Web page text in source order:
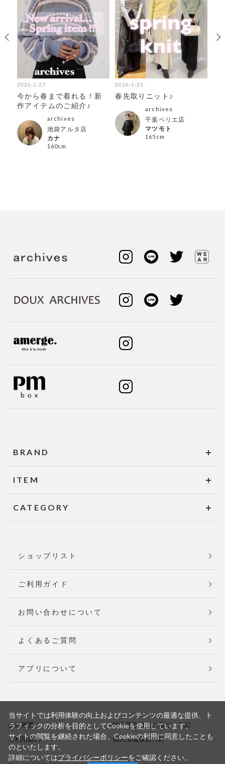
2026-1-27
今から春まで着れる！新
作アイテムのご紹介♪
archives
池袋アルタ店
カナ
160cm
2026-1-25
春先取りニット♪
archives
千葉ペリエ店
マツモト
165cm
BRAND
ITEM
CATEGORY
ショップリスト
ご利用ガイド
お問い合わせについて
よくあるご質問
アプリについて
会社概要
特定商取引法に基づく表記
ご利用規約
個人情報保護方針
当サイトでは利用体験の向上およびコンテンツの最適な提供、ト
ラフィックの分析を目的としてCookieを使用しています。
サイトの閲覧を継続された場合、Cookieの利用に同意したことも
のといたします。
詳細についてはプライバシーポリシーをご確認ください。